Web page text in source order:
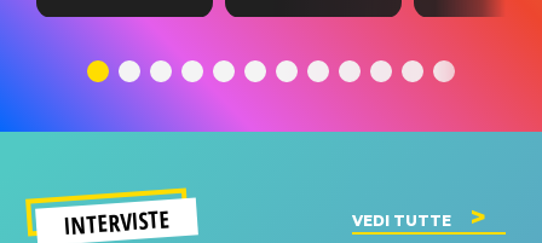
testo,
significato
traduzione e
del singolo
testo,
INTERVISTE VEDI TUTTE